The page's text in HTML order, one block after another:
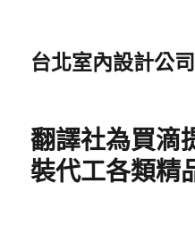
台北室內設計公
翻譯社為買滴
裝代工各類精